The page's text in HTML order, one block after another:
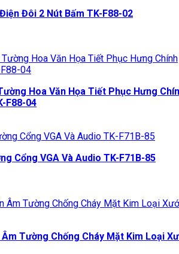
Đôi 2 Nút Bấm TK-F88-02
Hoa Văn Họa Tiết Phục Hưng
F88-04
Cổng VGA Và Audio TK-F71B-85
Tường Chống Cháy Mặt Kim Loại